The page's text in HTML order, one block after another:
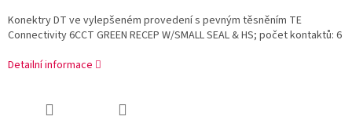
Konektry DT ve vylepšeném provedení s pevným těsněním TE
Connectivity 6CCT GREEN RECEP W/SMALL SEAL & HS; počet kontaktů: 6
Detailní informace